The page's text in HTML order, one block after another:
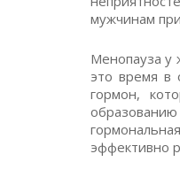
мужчинам
Менопауза у
это время в
гормон,
эффективно